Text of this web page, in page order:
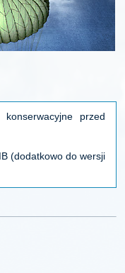
przed
(dodatkowo do wersji